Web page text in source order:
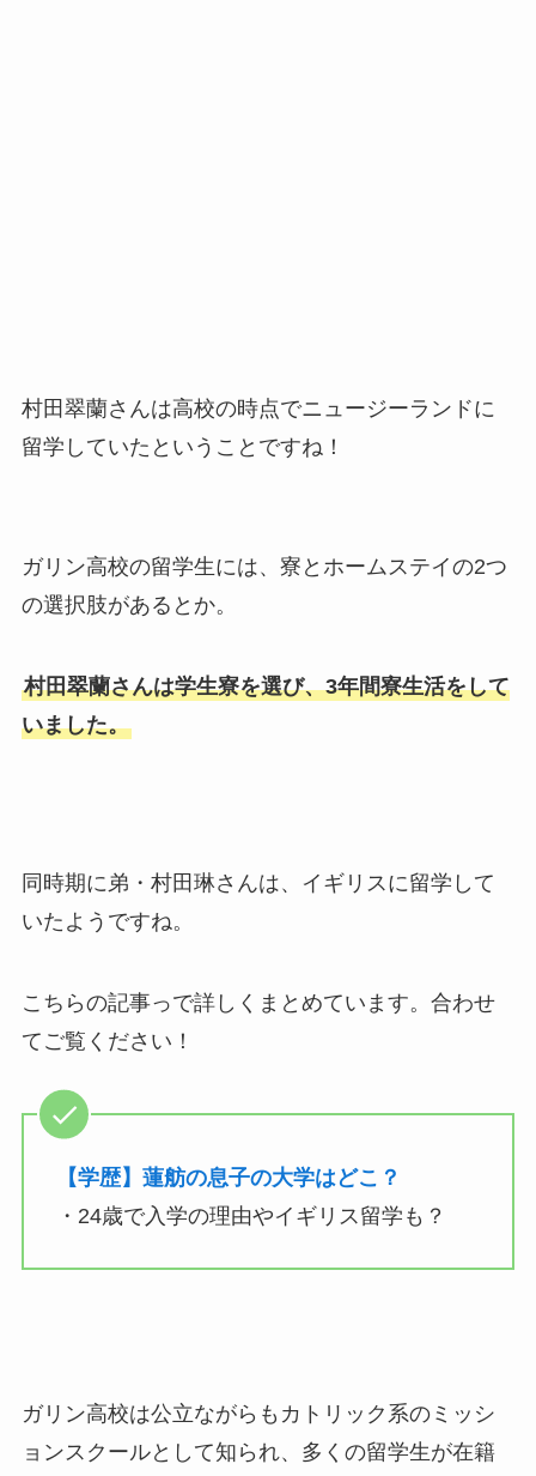
村田翠蘭さんは高校の時点でニュージーランドに
留学していたということですね！
ガリン高校の留学生には、寮とホームステイの2つ
の選択肢があるとか。
村田翠蘭さんは学生寮を選び、3年間寮生活をして
いました。
同時期に弟・村田琳さんは、イギリスに留学して
いたようですね。
こちらの記事っで詳しくまとめています。合わせ
てご覧ください！
【学歴】蓮舫の息子の大学はどこ？
・24歳で入学の理由やイギリス留学も？
ガリン高校は公立ながらもカトリック系のミッシ
ョンスクールとして知られ、多くの留学生が在籍